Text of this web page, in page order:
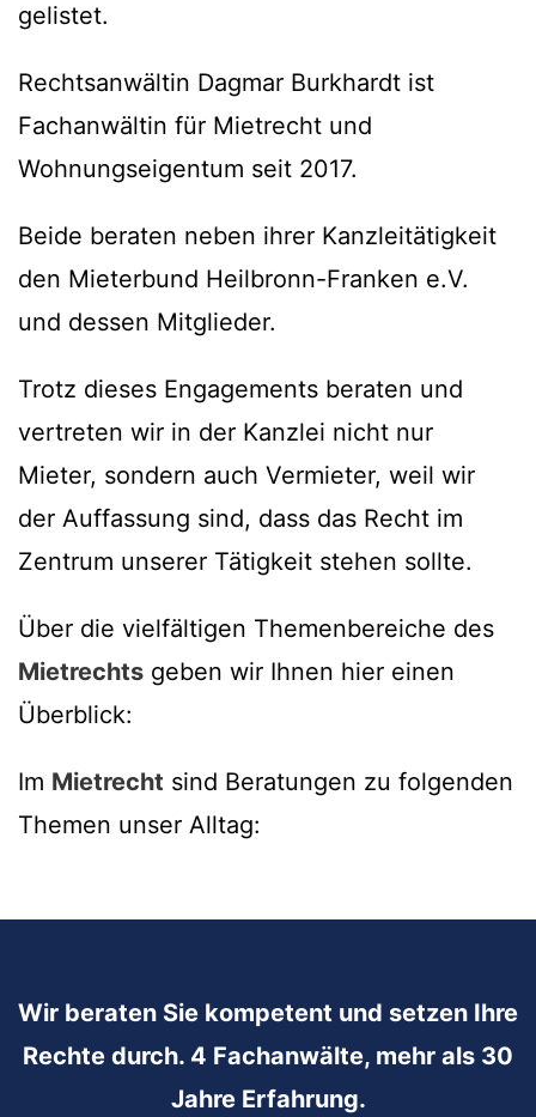
gelistet.
Rechtsanwältin Dagmar Burkhardt ist
Fachanwältin für Mietrecht und
Wohnungseigentum seit 2017.
Beide beraten neben ihrer Kanzleitätigkeit
den Mieterbund Heilbronn-Franken e.V.
und dessen Mitglieder.
Trotz dieses Engagements beraten und
vertreten wir in der Kanzlei nicht nur
Mieter, sondern auch Vermieter, weil wir
der Auffassung sind, dass das Recht im
Zentrum unserer Tätigkeit stehen sollte.
Über die vielfältigen Themenbereiche des
Mietrechts geben wir Ihnen hier einen
Überblick:
Im Mietrecht sind Beratungen zu folgenden
Themen unser Alltag:
Wir beraten Sie kompetent und setzen Ihre
Rechte durch. 4 Fachanwälte, mehr als 30
Jahre Erfahrung.